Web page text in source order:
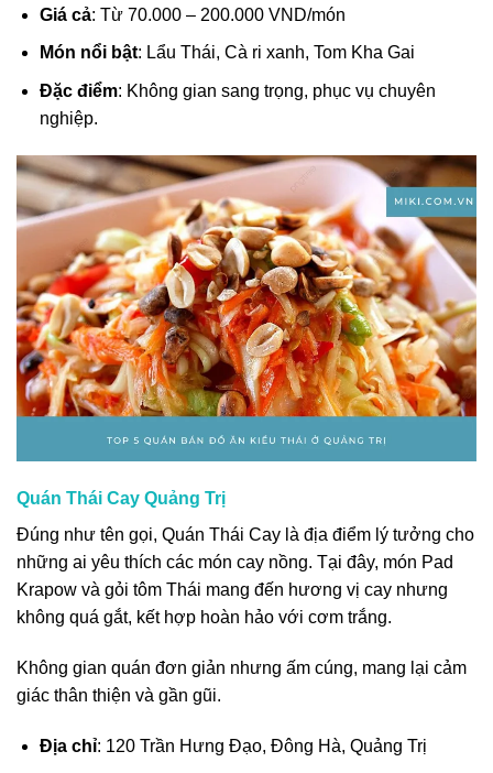
Giá cả: Từ 70.000 – 200.000 VND/món
Món nổi bật: Lẩu Thái, Cà ri xanh, Tom Kha Gai
Đặc điểm: Không gian sang trọng, phục vụ chuyên
nghiệp.
Quán Thái Cay Quảng Trị
Đúng như tên gọi, Quán Thái Cay là địa điểm lý tưởng cho
những ai yêu thích các món cay nồng. Tại đây, món Pad
Krapow và gỏi tôm Thái mang đến hương vị cay nhưng
không quá gắt, kết hợp hoàn hảo với cơm trắng.
Không gian quán đơn giản nhưng ấm cúng, mang lại cảm
giác thân thiện và gần gũi.
Địa chỉ: 120 Trần Hưng Đạo, Đông Hà, Quảng Trị